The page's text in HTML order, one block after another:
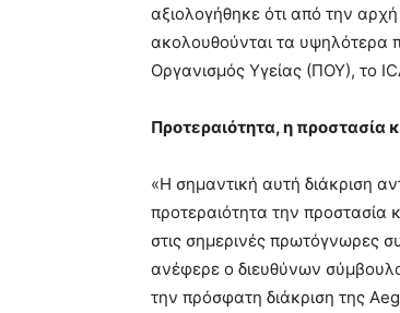
αξιολογήθηκε ότι από την
ακολουθούνται τα υψηλότερα
Οργανισμός Υγείας (ΠΟΥ), το
Προτεραιότητα, η
«Η σημαντική αυτή διάκριση
προτεραιότητα την
στις σημερινές πρωτόγνωρες
ανέφερε ο διευθύνων
την πρόσφατη διάκριση της